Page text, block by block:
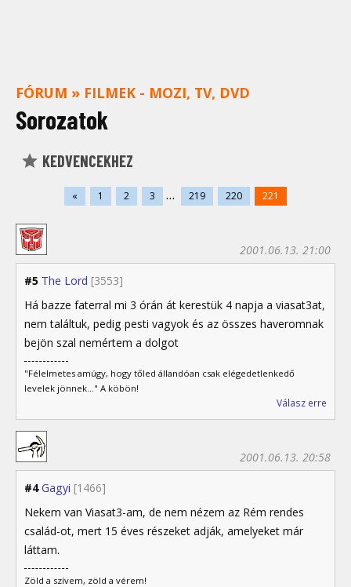
FÓRUM » FILMEK - MOZI, TV, DVD
Sorozatok
KEDVENCEKHEZ
« 1 2 3 ... 219 220 221
#5 The Lord [3553]
2001.06.13. 21:00
Há bazze faterral mi 3 órán át kerestük 4 napja a viasat3at,
nem találtuk, pedig pesti vagyok és az összes haveromnak
bejön szal nemértem a dolgot
"Félelmetes amúgy, hogy tőled állandóan csak elégedetlenkedő
levelek jönnek..." A köbön!
Válasz erre
#4 Gagyi [1466]
2001.06.13. 20:58
Nekem van Viasat3-am, de nem nézem az Rém rendes
család-ot, mert 15 éves részeket adják, amelyeket már
láttam.
Zöld a szívem, zöld a vérem!